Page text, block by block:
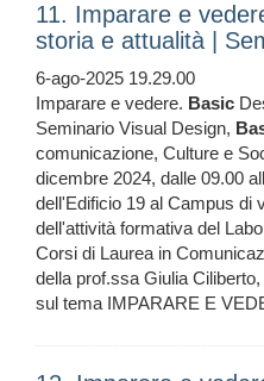
11. Imparare e
storia e attualità |
6-ago-2025 19.29.00
Imparare e vedere. Basic
Seminario Visual Design,
comunicazione, Culture e
dicembre 2024, dalle 09.00
dell'Edificio 19 al Campus di
dell'attività formativa del
Corsi di Laurea in
della prof.ssa Giulia
sul tema IMPARARE E